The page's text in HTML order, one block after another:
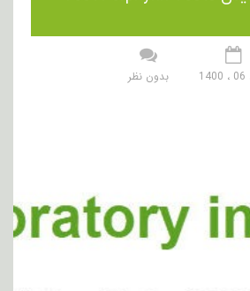
بدون نظر